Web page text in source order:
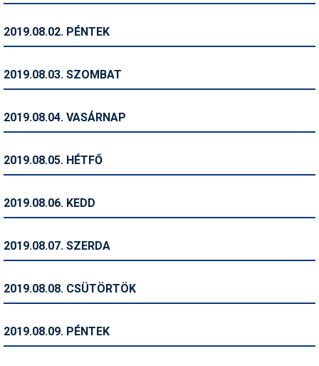
Ingatlan
Kerékpár
Magazinok
Pályázatok
2019.08.02. PÉNTEK
2019.08.03. SZOMBAT
2019.08.04. VASÁRNAP
2019.08.05. HÉTFŐ
2019.08.06. KEDD
2019.08.07. SZERDA
2019.08.08. CSÜTÖRTÖK
2019.08.09. PÉNTEK